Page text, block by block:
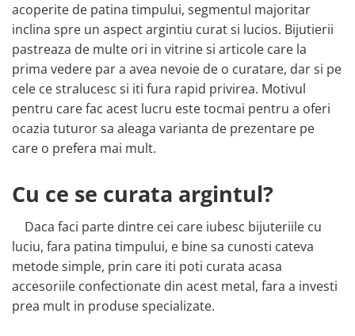
acoperite de patina timpului, segmentul majoritar
inclina spre un aspect argintiu curat si lucios. Bijutierii
pastreaza de multe ori in vitrine si articole care la
prima vedere par a avea nevoie de o curatare, dar si pe
cele ce stralucesc si iti fura rapid privirea. Motivul
pentru care fac acest lucru este tocmai pentru a oferi
ocazia tuturor sa aleaga varianta de prezentare pe
care o prefera mai mult.
Cu ce se curata argintul?
Daca faci parte dintre cei care iubesc bijuteriile cu
luciu, fara patina timpului, e bine sa cunosti cateva
metode simple, prin care iti poti curata acasa
accesoriile confectionate din acest metal, fara a investi
prea mult in produse specializate.